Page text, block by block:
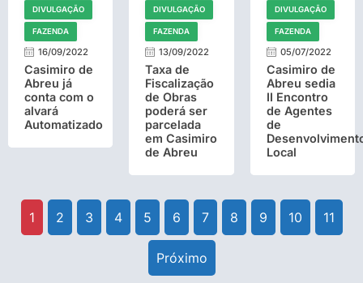
DIVULGAÇÃO
FAZENDA
16/09/2022
Casimiro de
Abreu já
conta com o
alvará
Automatizado
DIVULGAÇÃO
FAZENDA
13/09/2022
Taxa de
Fiscalização
de Obras
poderá ser
parcelada
em Casimiro
de Abreu
DIVULGAÇÃO
FAZENDA
05/07/2022
Casimiro de
Abreu sedia
II Encontro
de Agentes
de
Local
1 2 3 4 5 6 7 8 9 10 11
Próximo